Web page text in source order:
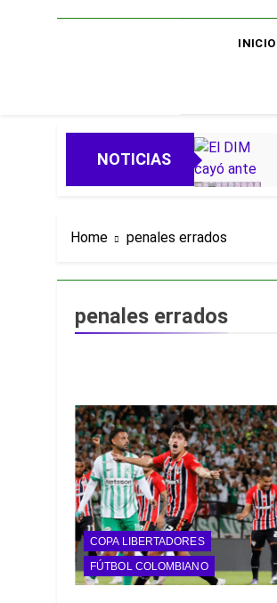
INICIO
NOTICIAS
Home penales errados
penales errados
COPA LIBERTADORES
FÚTBOL COLOMBIANO